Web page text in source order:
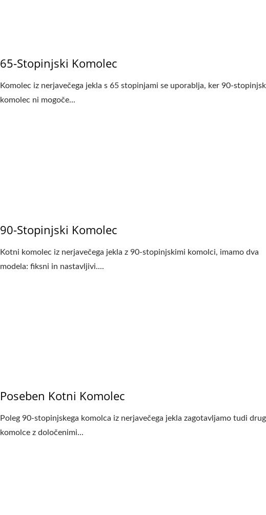
65-Stopinjski Komolec
Komolec iz nerjavečega jekla s 65 stopinjami se uporablja, ker 90-
komolec ni mogoče...
90-Stopinjski Komolec
Kotni komolec iz nerjavečega jekla z 90-stopinjskimi komolci, imamo dva
modela: fiksni in nastavljivi....
Poseben Kotni Komolec
Poleg 90-stopinjskega komolca iz nerjavečega jekla zagotavljamo tudi
komolce z določenimi...